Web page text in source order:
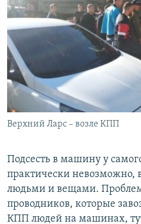
Верхний Ларс – возле КПП
Подсесть в машину у
практически невозможно,
людьми и вещами.
проводников, которые
КПП людей на машинах,